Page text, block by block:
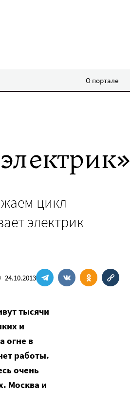
О портале
цикл
электрик
24.10.2013
тысячи
и
огне в
работы.
очень
Москва и